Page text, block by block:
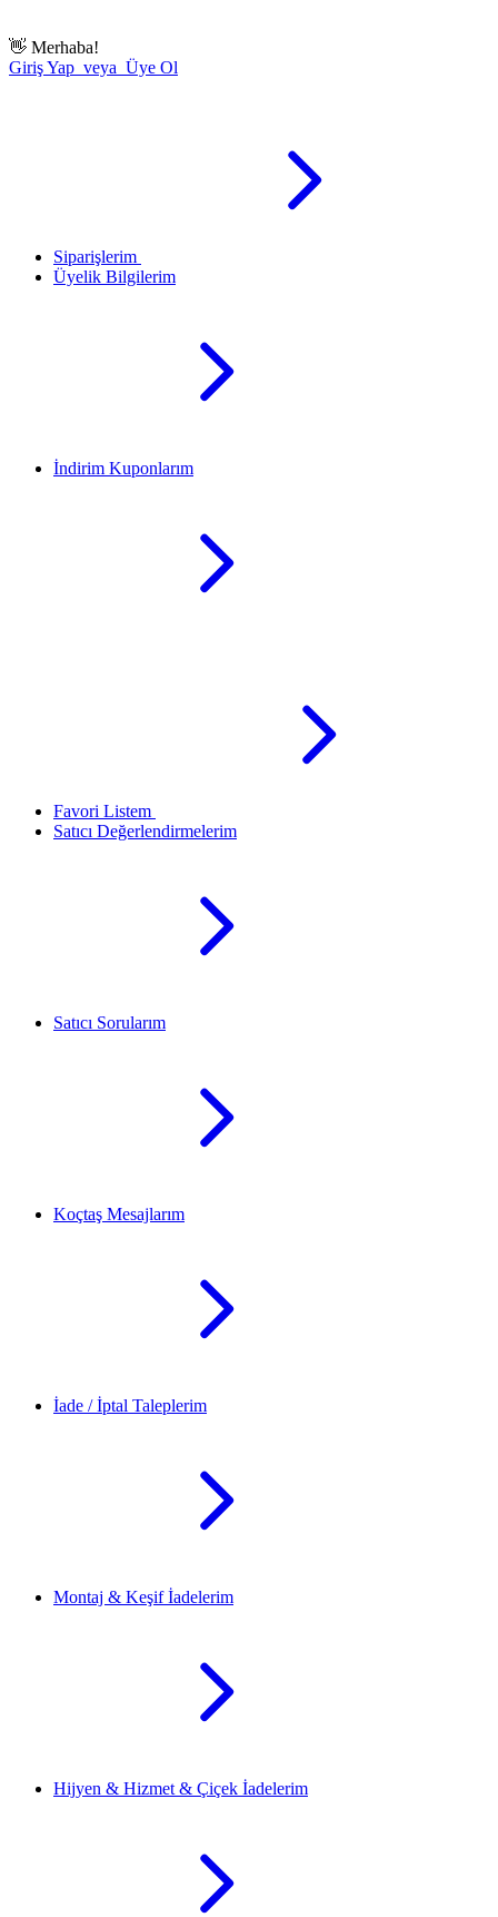
👋 Merhaba!
Giriş Yap veya Üye Ol
Siparişlerim
Üyelik Bilgilerim
İndirim Kuponlarım
Favori Listem
Satıcı Değerlendirmelerim
Satıcı Sorularım
Koçtaş Mesajlarım
İade / İptal Taleplerim
Montaj & Keşif İadelerim
Hijyen & Hizmet & Çiçek İadelerim